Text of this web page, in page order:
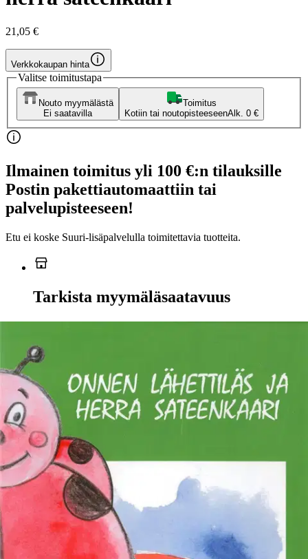
21,05 €
Verkkokaupan hinta
Valitse toimitustapa
Nouto myymälästä
Ei saatavilla
Toimitus
Kotiin tai noutopisteeseenAlk. 0 €
Ilmainen toimitus yli 100 €:n tilauksille
Postin pakettiautomaattiin tai
palvelupisteeseen!
Etu ei koske Suuri‑lisäpalvelulla toimitettavia tuotteita.
Tarkista myymäläsaatavuus
Ei saatavilla
Tuotekuvaus
Sadussa Onnen Lähettiläs tapaa herra sateenkaaren. Pienille lapsille
suunnattu kertomus luonnon ihmeistä. Avartaa lapsen maailmaa sekä
sanavarastoa. Pedagoginen: sisältää lukuvinkit, jotka tekevät
lukuhetkestä interaktiivisen elämyksen. Opettele tunnistamaan eri
tunnetiloja, värejä ja asioita.
sarja suunniteltu ja toteutettu päiväkotien pyynnöstä
sopii hyvin myös maahanmuuttaja lapsille kielen opettelussa